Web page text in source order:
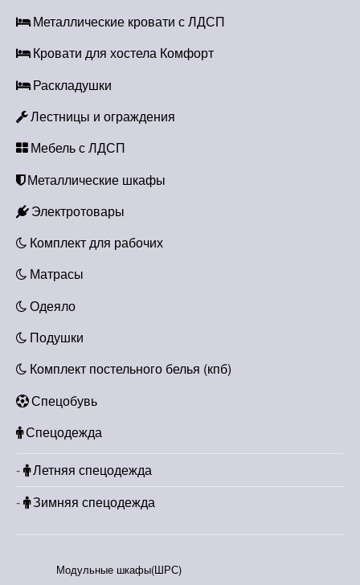
з
а
п
и
с
я
м
Металлические кровати с ЛДСП
Кровати для хостела Комфорт
Раскладушки
Лестницы и ограждения
Мебель с ЛДСП
Металлические шкафы
Электротовары
Комплект для рабочих
Матрасы
Одеяло
Подушки
Комплект постельного белья (кпб)
Спецобувь
Спецодежда
Летняя спецодежда
Зимняя спецодежда
Модульные шкафы(ШРС)